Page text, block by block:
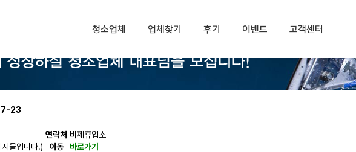
청소업체 업체찾기 후기 이벤트 고객센터
23
연락처 비제휴업소
물입니다.) 이동
바로가기